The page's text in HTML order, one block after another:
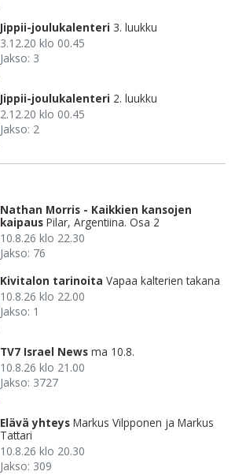
Jippii-joulukalenteri 3. luukku
3.12.20 klo 00.45
Jakso: 3
Jippii-joulukalenteri 2. luukku
2.12.20 klo 00.45
Jakso: 2
Nathan Morris - Kaikkien kansojen
kaipaus Pilar, Argentiina. Osa 2
10.8.26 klo 22.30
Jakso: 76
Kivitalon tarinoita Vapaa kalterien takana
10.8.26 klo 22.00
Jakso: 1
TV7 Israel News ma 10.8.
10.8.26 klo 21.00
Jakso: 3727
Elävä yhteys Markus Vilpponen ja Markus
Tattari
10.8.26 klo 20.30
Jakso: 309